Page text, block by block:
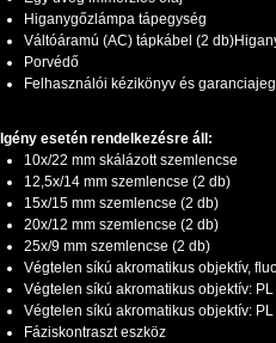
Higanygőzlámpa tápegység
Váltóáramú (AC) tápkábel (2
Porvédő
Felhasználói kézikönyv és
Igény esetén rendelkezésre áll:
10x/22 mm skálázott szemlencse
12,5x/14 mm szemlencse (2 db)
15x/15 mm szemlencse (2 db)
20x/12 mm szemlencse (2 db)
25x/9 mm szemlencse (2 db)
Végtelen síkú akromatikus objektív,
Végtelen síkú akromatikus objektív:
Végtelen síkú akromatikus objektív:
Fáziskontraszt eszköz